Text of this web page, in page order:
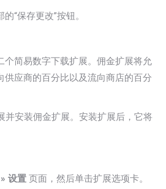
“保存更改”按钮。
个简易数字下载扩展。佣金扩展将允
供应商的百分比以及流向商店的百分
并安装佣金扩展。安装扩展后，它将
设置 页面，然后单击扩展选项卡。